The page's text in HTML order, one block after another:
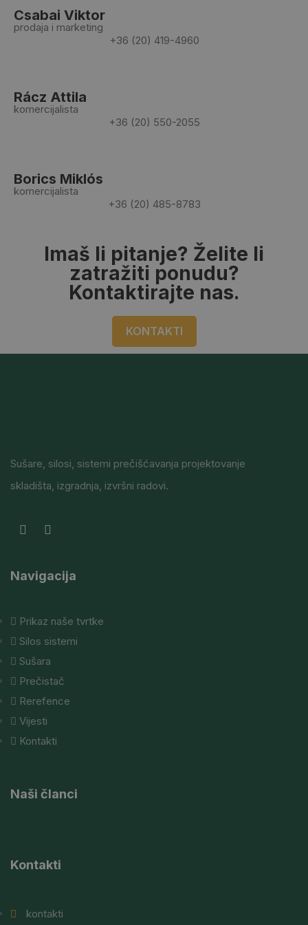
Csabai Viktor
prodaja i marketing
+36 (20) 419-4960
Rácz Attila
komercijalista
+36 (20) 550-2055
Borics Miklós
komercijalista
+36 (20) 485-8783
Imaš li pitanje? Želite li
zatražiti ponudu?
Kontaktirajte nas.
KONTAKTI
Sušare, silosi, sistemi prečišćavanja projektovanje
skladišta, izgradnja, izvršni radovi.
Navigacija
Prikaz naše tvrtke
Silos sistemi
Sušara
Prečistač
Rerefence
Vijesti
Kontakti
Naši članci
Kontakti
kontakti